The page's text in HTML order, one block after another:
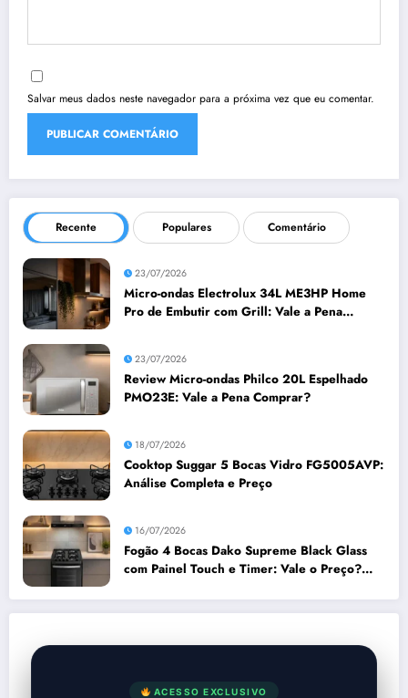
Salvar meus dados neste navegador para a próxima vez que eu comentar.
Recente Populares Comentário
23/07/2026
Micro-ondas Electrolux 34L ME3HP Home
Pro de Embutir com Grill: Vale a Pena
23/07/2026
Review Micro-ondas Philco 20L Espelhado
PMO23E: Vale a Pena Comprar?
18/07/2026
Cooktop Suggar 5 Bocas Vidro FG5005AVP:
Análise Completa e Preço
16/07/2026
Fogão 4 Bocas Dako Supreme Black Glass
com Painel Touch e Timer: Vale o Preço?
ACESSO EXCLUSIVO